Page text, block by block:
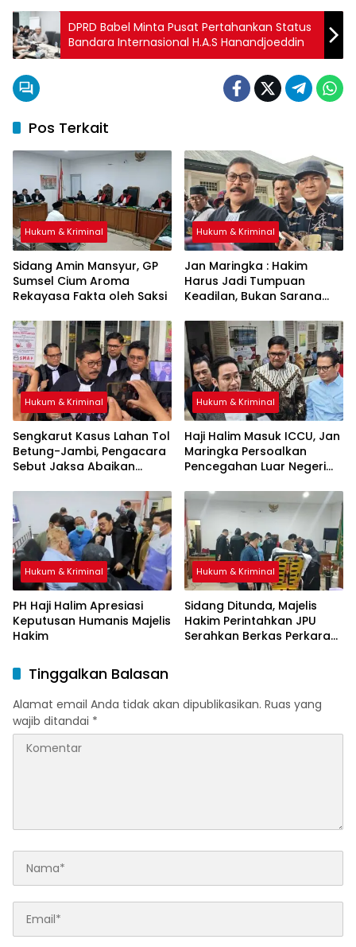
DPRD Babel Minta Pusat Pertahankan Status
Bandara Internasional H.A.S Hanandjoeddin
Pos Terkait
Hukum & Kriminal
Sidang Amin Mansyur, GP
Sumsel Cium Aroma
Rekayasa Fakta oleh Saksi
Hukum & Kriminal
Jan Maringka : Hakim
Harus Jadi Tumpuan
Keadilan, Bukan Sarana
Hukum & Kriminal
Sengkarut Kasus Lahan Tol
Betung-Jambi, Pengacara
Sebut Jaksa Abaikan
PSN
Hukum & Kriminal
Haji Halim Masuk ICCU, Jan
Maringka Persoalkan
Pencegahan Luar Negeri
Hukum & Kriminal
PH Haji Halim Apresiasi
Keputusan Humanis Majelis
Hakim
Hukum & Kriminal
Sidang Ditunda, Majelis
Hakim Perintahkan JPU
Serahkan Berkas Perkara
Tinggalkan Balasan
Alamat email Anda tidak akan dipublikasikan. Ruas yang
wajib ditandai *